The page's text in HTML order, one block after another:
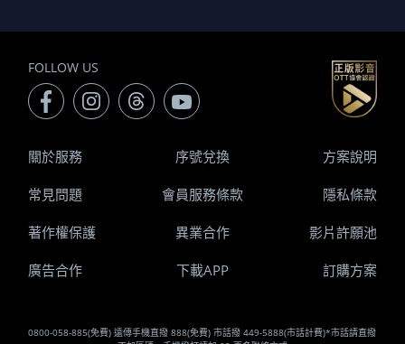
FOLLOW US
0800-058-885(免費) 遠傳手機直撥 888(免費) 市話撥 449-5888(市話計費)*市話請直撥
關於服務 序號兌換 方案說明
常見問題 會員服務條款 隱私條款
著作權保護 異業合作 影片許願池
廣告合作 下載APP 訂購方案